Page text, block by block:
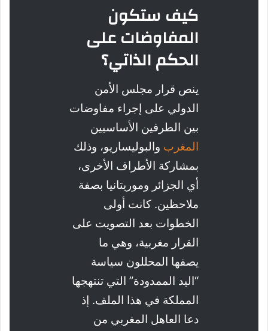
كيف ستكون
المفاوضات على
الحكم الذاتي؟
ينص قرار مجلس الأمن
الدولي على إجراء مفاوضات
بين الطرفين الأساسيين
المغرب والبوليساريو، وذلك
بمشاركة الأطراف الأخرى،
أي الجزائر وموريتانيا بصفة
ملاحظين. كانت أولى
الخطوات بعد التصويت على
القرار مغربية، وهي ما
يصفها المحللون سياسة
“اليد الممدودة” التي تنتهجها
المملكة في هذا الملف. إذ
دعا العاهل المغربي من